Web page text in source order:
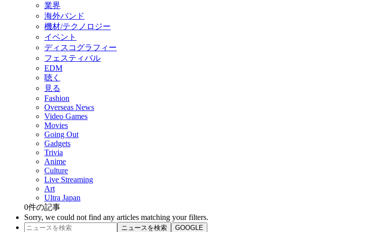
業界
海外バンド
機材/テクノロジー
イベント
ディスコグラフィー
フェスティバル
EDM
聴く
見る
Fashion
Overseas News
Video Games
Movies
Going Out
Gadgets
Trivia
Anime
Culture
Live Streaming
Art
Ultra Japan
0件の記事
Sorry, we could not find any articles matching your filters.
ニュースを検索 GOOGLE